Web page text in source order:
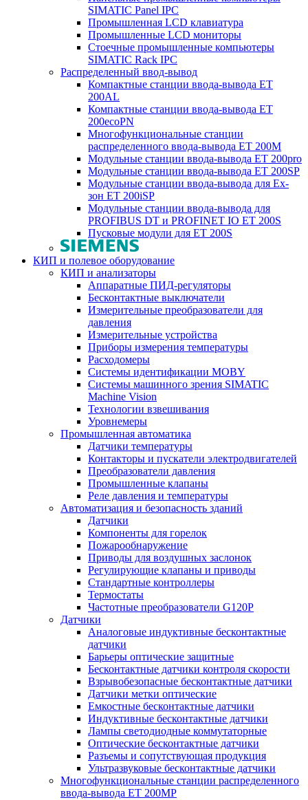
SIMATIC Panel IPC
Промышленная LCD клавиатура
Промышленные LCD мониторы
Стоечные промышленные компьютеры
SIMATIC Rack IPC
Распределенный ввод-вывод
Компактные станции ввода-вывода ET
200AL
Компактные станции ввода-вывода ET
200ecoPN
Многофункциональные станции
распределенного ввода-вывода ET 200M
Модульные станции ввода-вывода ET 200pro
Модульные станции ввода-вывода ET 200SP
Модульные станции ввода-вывода для Ex-
зон ET 200iSP
Модульные станции ввода-вывода для
PROFIBUS DT и PROFINET IO ET 200S
Пусковые модули для ET 200S
КИП и полевое оборудование
КИП и анализаторы
Аппаратные ПИД-регуляторы
Бесконтактные выключатели
Измерительные преобразователи для
давления
Измерительные устройства
Приборы измерения температуры
Расходомеры
Системы идентификации MOBY
Системы машинного зрения SIMATIC
Machine Vision
Технологии взвешивания
Уровнемеры
Промышленная автоматика
Датчики температуры
Контакторы и пускатели электродвигателей
Преобразователи давления
Промышленные клапаны
Реле давления и температуры
Автоматизация и безопасность зданий
Датчики
Компоненты для горелок
Пожарообнаружение
Приводы для воздушных заслонок
Регулирующие клапаны и приводы
Стандартные контроллеры
Термостаты
Частотные преобразователи G120P
Датчики
Аналоговые индуктивные бесконтактные
датчики
Барьеры оптические защитные
Бесконтактные датчики контроля скорости
Взрывобезопасные бесконтактные датчики
Датчики метки оптические
Емкостные бесконтактные датчики
Индуктивные бесконтактные датчики
Лампы светодиодные коммутаторные
Оптические бесконтактные датчики
Разъемы и сопутствующая продукция
Ультразвуковые бесконтактные датчики
Многофункциональные станции распределенного
ввода-вывода ET 200MP